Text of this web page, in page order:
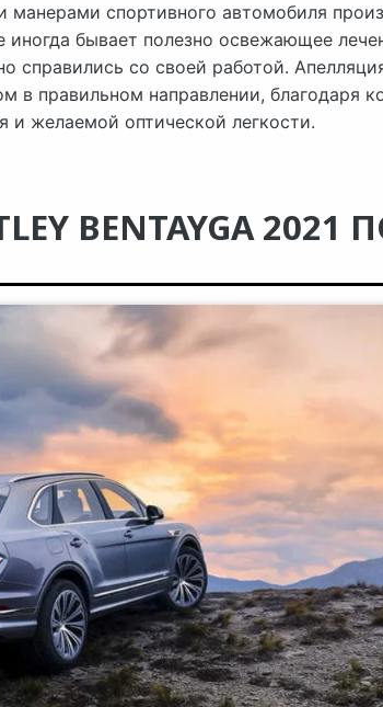
спортивного автомобиля
иногда бывает полезно освежающее
справились со своей работой.
в правильном направлении, благодаря
и желаемой оптической легкости.
BENTAYGA 2021